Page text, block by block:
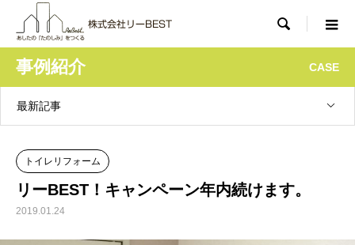

事例紹介 CASE
最新記事
トイレリフォーム
リーBEST！キャンペーン年内続けます。
2019.01.24